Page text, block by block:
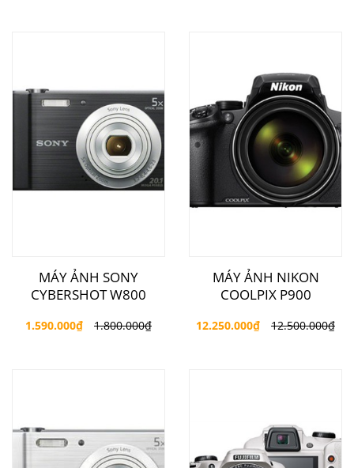
MÁY ẢNH SONY
CYBERSHOT W800
1.590.000₫ 1.800.000₫
MÁY ẢNH NIKON
COOLPIX P900
12.250.000₫ 12.500.000₫